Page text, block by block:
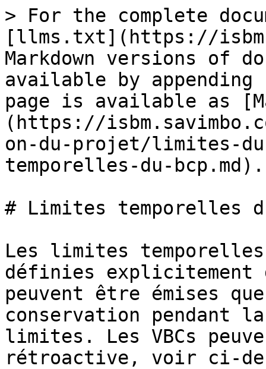
> For the complete
[llms.txt](https://
Markdown versions of
available by
page is available as
(https://
on-du-projet/limites-
temporelles-du-bcp.md).
# Limites temporelles
Les limites
définies explicitement
peuvent être émises
conservation pendant
limites. Les VBCs
rétroactive, voir ci-